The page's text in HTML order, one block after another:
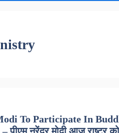
To Participate In